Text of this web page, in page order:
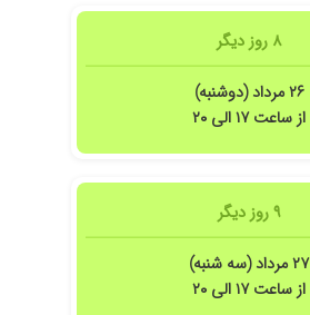
۸ روز دیگر
۲۶ مرداد (دوشنبه)
از ساعت ۱۷ الی ۲۰
۹ روز دیگر
۲۷ مرداد (سه شنبه)
از ساعت ۱۷ الی ۲۰